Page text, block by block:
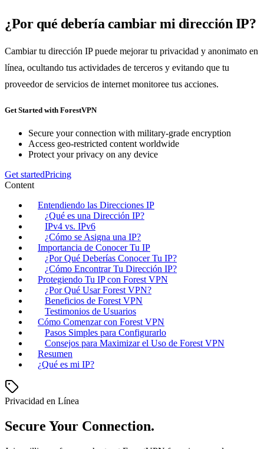
¿Por qué debería cambiar mi dirección IP?
Cambiar tu dirección IP puede mejorar tu privacidad y anonimato en
línea, ocultando tus actividades de terceros y evitando que tu
proveedor de servicios de internet monitoree tus acciones.
Get Started with ForestVPN
Secure your connection with military-grade encryption
Access geo-restricted content worldwide
Protect your privacy on any device
Get startedPricing
Content
Entendiendo las Direcciones IP
¿Qué es una Dirección IP?
IPv4 vs. IPv6
¿Cómo se Asigna una IP?
Importancia de Conocer Tu IP
¿Por Qué Deberías Conocer Tu IP?
¿Cómo Encontrar Tu Dirección IP?
Protegiendo Tu IP con Forest VPN
¿Por Qué Usar Forest VPN?
Beneficios de Forest VPN
Testimonios de Usuarios
Cómo Comenzar con Forest VPN
Pasos Simples para Configurarlo
Consejos para Maximizar el Uso de Forest VPN
Resumen
¿Qué es mi IP?
Privacidad en Línea
Secure Your Connection.